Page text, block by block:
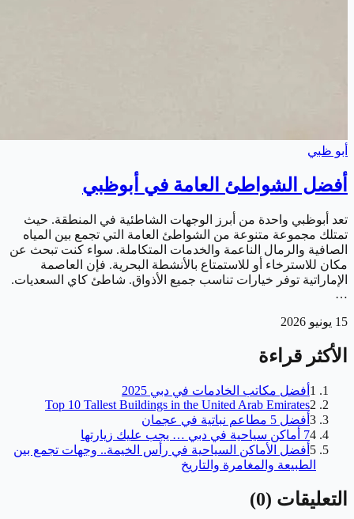
أبو ظبي
أفضل الشواطئ العامة في أبوظبي
تعد أبوظبي واحدة من أبرز الوجهات الشاطئية في المنطقة. حيث
تمتلك مجموعة متنوعة من الشواطئ العامة التي تجمع بين المياه
الصافية والرمال الناعمة والخدمات المتكاملة. سواء كنت تبحث عن
مكان للاسترخاء أو للاستمتاع بالأنشطة البحرية. فإن العاصمة
الإماراتية توفر خيارات تناسب جميع الأذواق. شاطئ كاي السعديات.
…
15 يونيو 2026
الأكثر قراءة
1 أفضل مكاتب الخادمات في دبي 2025
2
Top 10 Tallest Buildings in the United Arab Emirates
3 أفضل 5 مطاعم نباتية في عجمان
47 أماكن سياحية في دبي … يجب عليك زيارتها
5 أفضل الأماكن السياحية في رأس الخيمة.. وجهات تجمع بين
الطبيعة والمغامرة والتاريخ
التعليقات (
0
)